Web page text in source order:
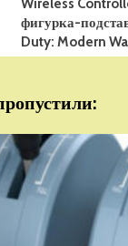
Wireless
фигурка-
Duty: Modern